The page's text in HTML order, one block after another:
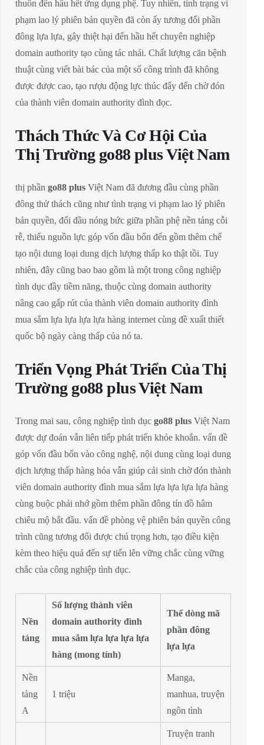
thuôn đến hầu hết ứng dụng phệ. Tuy nhiên, tình trạng vi
phạm lao lý phiên bản quyền đã còn ấy tương đối phần
đông lựa lựa, gây thiệt hại đến hầu hết chuyên nghiệp
domain authority tạo cùng tác nhái. Chất lượng căn bệnh
thuật cùng viết bài bác của một số công trình đã không
được được cao, tạo rượu động lực thúc đẩy đến chờ đón
của thành viên domain authority đình đọc.
Thách Thức Và Cơ Hội Của
Thị Trường go88 plus Việt Nam
thị phần go88 plus Việt Nam đã đương đầu cùng phần
đông thử thách cũng như tình trạng vi phạm lao lý phiên
bản quyền, đối đầu nóng bức giữa phần phệ nền tảng cỗi
rễ, thiếu nguồn lực góp vốn đầu bốn đến gồm thêm chế
tạo nội dung loại dung dịch lượng thấp ko thật tồi. Tuy
nhiên, đây cũng bao bao gồm là một trong công nghiệp
tình dục đầy tiềm năng, thuộc cùng domain authority
nâng cao gấp rút của thành viên domain authority đình
mua sắm lựa lựa lựa lựa hàng internet cùng đề xuất thiết
quốc bộ ngày càng thấp của nó ta.
Triển Vọng Phát Triển Của Thị
Trường go88 plus Việt Nam
Trong mai sau, công nghiệp tình dục go88 plus Việt Nam
được dự đoán vẫn liên tiếp phát triển khỏe khoắn. vấn đề
góp vốn đầu bốn vào công nghệ, nội dung cùng loại dung
dịch lượng thấp hàng hóa vẫn giúp cải sinh chờ đón thành
viên domain authority đình mua sắm lựa lựa lựa lựa hàng
cùng buộc phải nhớ gồm thêm phần đông tín đồ hâm
chiêu mộ bắt đầu. vấn đề phòng vệ phiên bản quyền công
trình cũng tương đối được chú trọng hơn, tạo điều kiện
kèm theo hiệu quả đến sự tiến lên vững chắc cùng vững
chắc của công nghiệp tình dục.
Nền
tảng
Số lượng thành viên
domain authority đình
mua sắm lựa lựa lựa lựa
hàng (mong tính)
Thể dòng mã
phần đông
lựa lựa
Nền
tảng
A
1 triệu
Manga,
manhua, truyện
ngôn tình
Truyện tranh